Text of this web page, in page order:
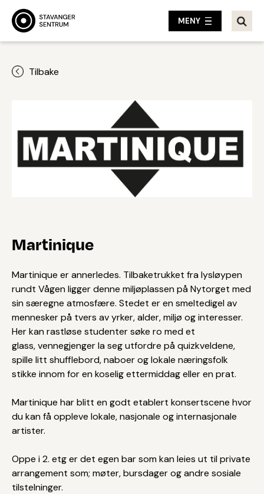
MENY
Tilbake
Martinique
Martinique er annerledes. Tilbaketrukket fra lysløypen
rundt Vågen ligger denne miljøplassen på Nytorget med
sin særegne atmosfære. Stedet er en smeltedigel av
mennesker på tvers av yrker, alder, miljø og interesser.
Her kan rastløse studenter søke ro med et
glass, vennegjenger la seg utfordre på quizkveldene,
spille litt shufflebord, naboer og lokale næringsfolk
stikke innom for en koselig ettermiddag eller en prat.
Martinique har blitt en godt etablert konsertscene hvor
du kan få oppleve lokale, nasjonale og internasjonale
artister.
Oppe i 2. etg er det egen bar som kan leies ut til private
arrangement som; møter, bursdager og andre sosiale
tilstelninger.